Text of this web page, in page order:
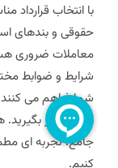
با انتخاب قرارداد
حقوقی و بندهای
معاملات ضروری
شرایط و ضوابط
شما فراهم می
ها را به کار
جامع، تجربه ای
کنیم.